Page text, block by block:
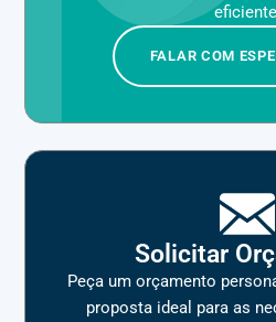
FALAR COM
Solicitar
Peça um orçamento
proposta ideal para as